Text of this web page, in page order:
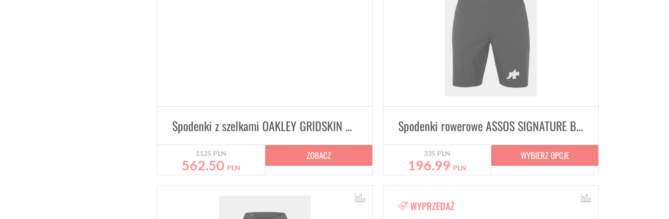
Spodenki z szelkami OAKLEY GRIDSKIN Bib Short Black
1125 PLN
562.50 PLN
ZOBACZ
Spodenki rowerowe ASSOS SIGNATURE Black
335 PLN
196.99 PLN
WYBIERZ OPCJE
WYPRZEDAŻ